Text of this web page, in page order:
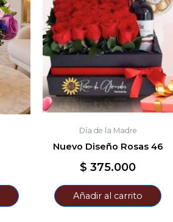
Día de la Madre
Nuevo Diseño Rosas 46
$ 375.000
Añadir al carrito